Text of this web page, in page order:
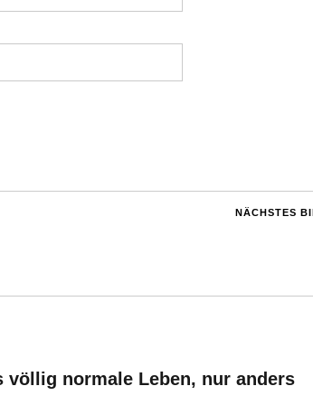
NÄCHSTES
völlig normale Leben, nur anders